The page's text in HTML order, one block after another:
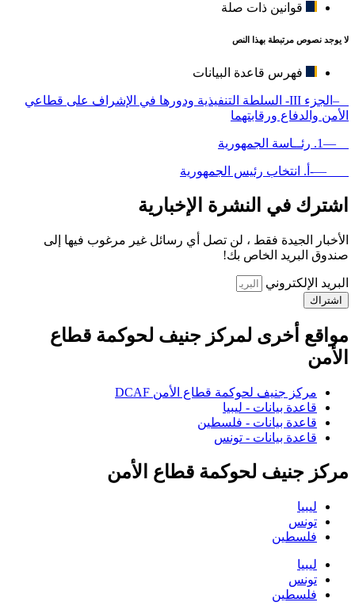
قوانين ذات صلة
لا يوجد نصوص مرتبطة بهذا النص
فهرس قاعدة البيانات
–الجزء III- السلطة التنفيذية ودورها في الإشراف على قطاعي
الأمن والدفاع ورقابتهما
—1. رئــاسة الجمهورية
—-أ. انتخاب رئيس الجمهورية
اشترك في النشرة الإخبارية
الأخبار الجيدة فقط ، لن تصل أي رسائل غير مرغوب فيها إلى
صندوق البريد الخاص بك!
البريد الإلكتروني
اشتراك
مواقع أخرى لمركز جنيف لحوكمة قطاع
الأمن
مركز جنيف لحوكمة قطاع الأمن DCAF
قاعدة بيانات - ليبيا
قاعدة بيانات - فلسطين
قاعدة بيانات - تونس
مركز جنيف لحوكمة قطاع الأمن
ليبيا
تونس
فلسطين
ليبيا
تونس
فلسطين